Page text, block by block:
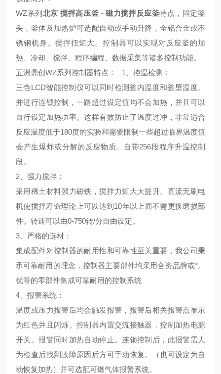
WZ系列 北京 搅拌高压釜 - 磁力搅拌反应釜特点，固定釜
头，釜体及加热炉可选配自动或手动升降，全铝合金或不
锈钢机身。搅拌扭矩大。控制器可以实现对反应釜的加
热、冷却、搅拌、程序编程、数据采集等诸多控制功能。
五洲鼎创WZ系列控制器特点 ： 1、 控温检测 ：
三色LCD智能控制仪可以同时检测釜内温度和釜壁温度。
并进行连锁控制，一路超过设定值均不会加热，并且可以
自行设定加热功率。这样有效防止了温度过冲，非常适合
反应温度低于180度的实验和需要限制一些超过临界温度值
会产生爆炸或分解的反应物质。自带256段程序升温控制
段。
2、 强力搅拌 ：
采用稀土材料强力磁铁，搅拌力矩大大提升。直流无刷电
机使搅拌寿命理论上可以达到10年以上而不需更换磨损部
件。转速可以由0-750转/分自由设定。
3、 严格的选材 ：
集成配件对控制器的耐用性和可靠性至关重要，我公司秉
承可靠耐用的理念，控制器主要部件均采用合资品牌或*。
优等的零部件集成可靠耐用的控制系统
4、 报警系统 ：
温度或压力报警后均会触发报警，报警后相关报警点显示
为红色并且闪烁。控制器内置交流接触器，控制加热电源
开关。报警同时加热自动停止。连锁控制后，此报警需人
为检查后找到故障原因后方可手动恢复。（也可设定为自
动恢复加热）并可选配可燃气体报警系统。